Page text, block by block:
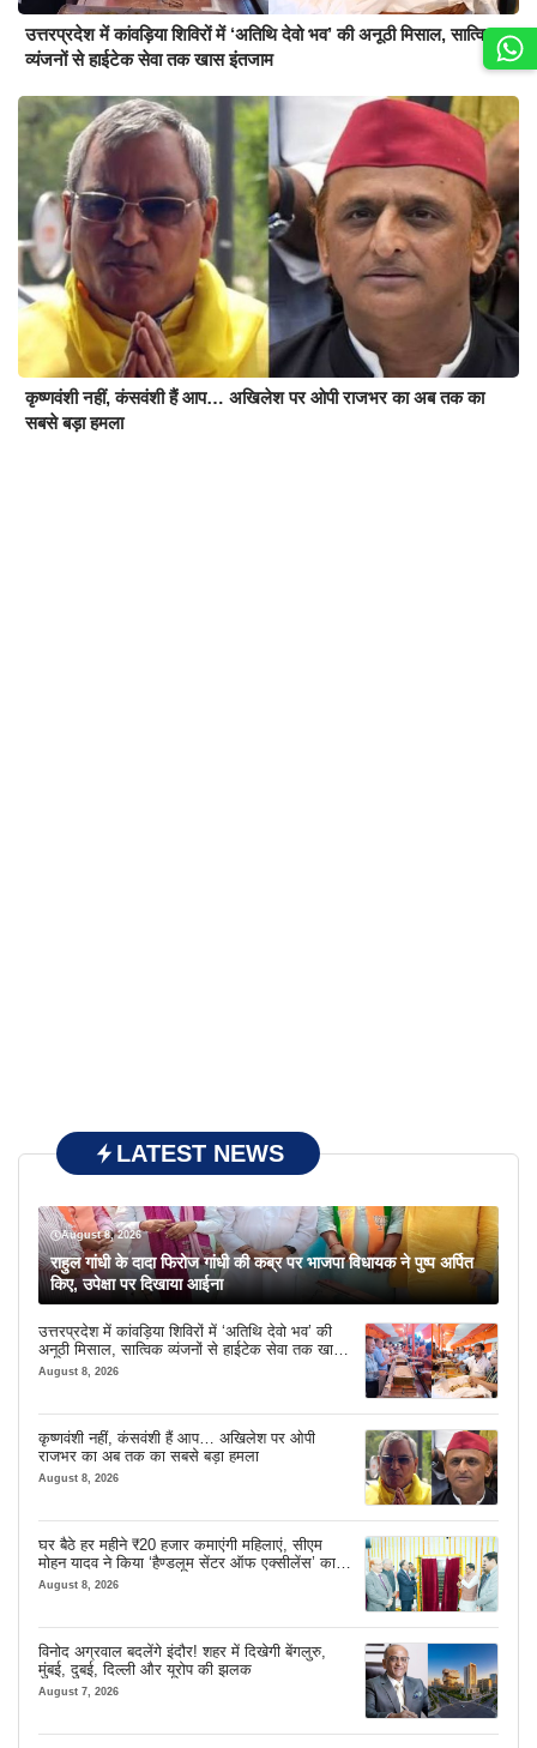
उत्तरप्रदेश में कांवड़िया शिविरों में ‘अतिथि देवो भव’ की अनूठी मिसाल, सात्विक
व्यंजनों से हाईटेक सेवा तक खास इंतजाम
कृष्णवंशी नहीं, कंसवंशी हैं आप… अखिलेश पर ओपी राजभर का अब तक का
सबसे बड़ा हमला
LATEST NEWS
August 8, 2026
राहुल गांधी के दादा फिरोज गांधी की कब्र पर भाजपा विधायक ने पुष्प अर्पित
किए, उपेक्षा पर दिखाया आईना
उत्तरप्रदेश में कांवड़िया शिविरों में ‘अतिथि देवो भव’ की
अनूठी मिसाल, सात्विक व्यंजनों से हाईटेक सेवा तक खास
इंतजाम
August 8, 2026
कृष्णवंशी नहीं, कंसवंशी हैं आप… अखिलेश पर ओपी
राजभर का अब तक का सबसे बड़ा हमला
August 8, 2026
घर बैठे हर महीने ₹20 हजार कमाएंगी महिलाएं, सीएम
मोहन यादव ने किया ‘हैण्डलूम सेंटर ऑफ एक्सीलेंस’ का
शुभारंभ
August 8, 2026
विनोद अग्रवाल बदलेंगे इंदौर! शहर में दिखेगी बेंगलुरु,
मुंबई, दुबई, दिल्ली और यूरोप की झलक
August 7, 2026